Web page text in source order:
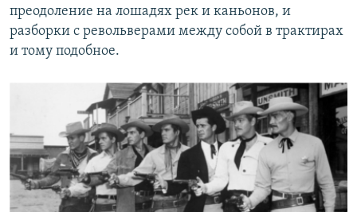
преодоление на лошадях рек и каньонов, и
разборки с револьверами между собой в трактирах
и тому подобное.